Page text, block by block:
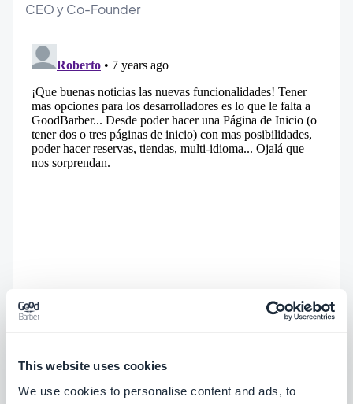
This website uses cookies
We use cookies to personalise content and ads, to
CEO y Co-Founder